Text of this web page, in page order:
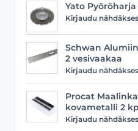
Yato Pyöröharja
Kirjaudu
Schwan
2 vesivaakaa
Kirjaudu
Procat
kovametalli 2
Kirjaudu